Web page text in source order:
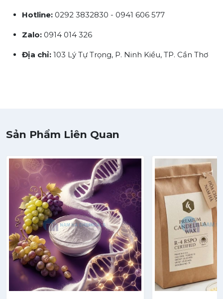
Hotline: 0292 3832830 - 0941 606 577
Zalo: 0914 014 326
Địa chỉ: 103 Lý Tự Trọng, P. Ninh Kiều, TP. Cần Thơ
Sản Phẩm Liên Quan